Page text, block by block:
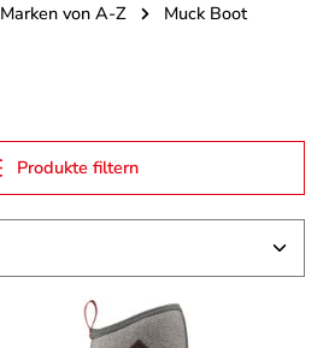
Marken von A-Z Muck Boot
Produkte filtern